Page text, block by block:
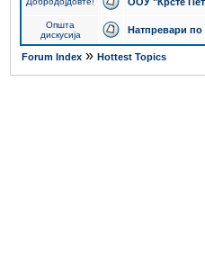
Општа
дискусија
Натпревари
Forum Index » Hottest Topics